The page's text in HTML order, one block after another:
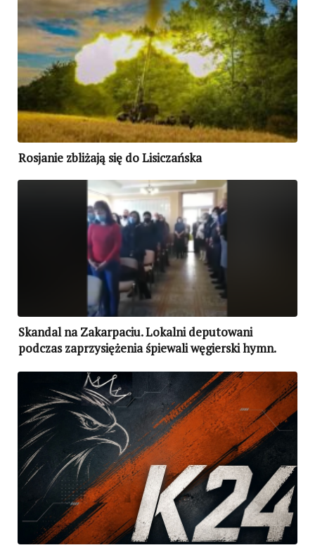
Rosjanie zbliżają się do Lisiczańska
Skandal na Zakarpaciu. Lokalni deputowani
podczas zaprzysiężenia śpiewali węgierski hymn.